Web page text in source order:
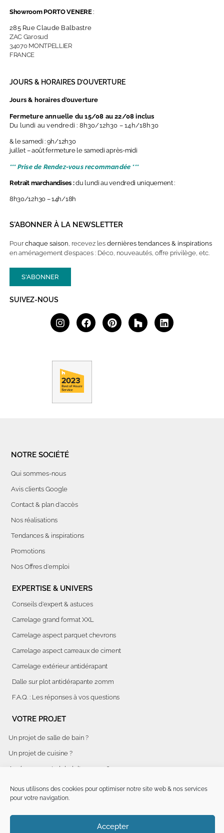
Nous utilisons des cookies pour optimiser notre site web & nos services
pour votre navigation.
Accepter
Showroom PORTO VENERE:
285 Rue Claude Balbastre
ZAC Garosud
34070 MONTPELLIER
FRANCE
JOURS & HORAIRES D’OUVERTURE
Jours & horaires d’ouverture
Fermeture annuelle du 15/08 au 22/08 inclus
Du lundi au vendredi : 8h30/12h30 – 14h/18h30
& le samedi : 9h/12h30
juillet – août fermeture le samedi après-midi
*** Prise de Rendez-vous recommandée ***
Retrait marchandises :du lundi au vendredi uniquement :
8h30/12h30 – 14h/18h
S'ABONNER À LA NEWSLETTER
Pourchaque saison , recevez les dernières tendances & inspirations
en aménagement d’espaces : Déco, nouveautés, offre privilège, etc.
S'ABONNER
SUIVEZ-NOUS
NOTRE SOCIÉTÉ
Qui sommes-nous
Avis clients Google
Contact & plan d'accès
Nos réalisations
Tendances & inspirations
Promotions
Nos Offres d'emploi
EXPERTISE & UNIVERS
Conseils d'expert & astuces
Carrelage grand format XXL
Carrelage aspect parquet chevrons
Carrelage aspect carreaux de ciment
Carrelage extérieur antidérapant
Dalle sur plot antidérapante 20mm
F.A.Q. : Les réponses à vos questions
VOTRE PROJET
Un projet de salle de bain ?
Un projet de cuisine ?
Aménagement global d'espaces ?
Rénovation d'hôtel clé en main